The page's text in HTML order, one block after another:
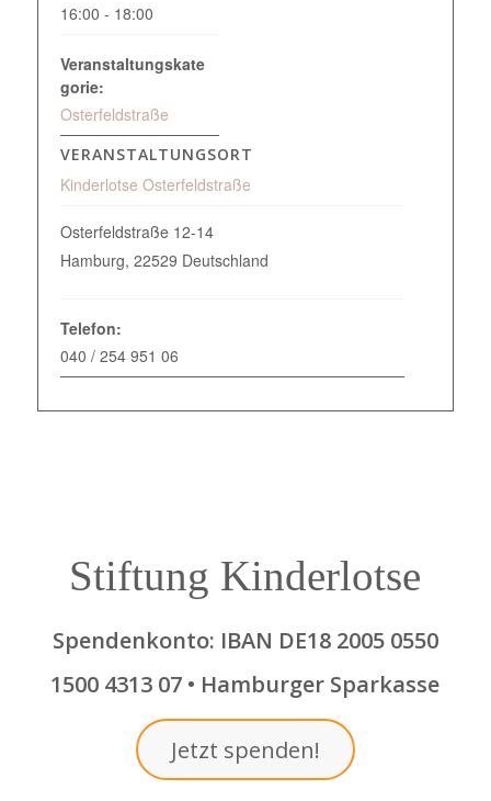
16:00 - 18:00
Veranstaltungskate
gorie:
Osterfeldstraße
VERANSTALTUNGSORT
Kinderlotse Osterfeldstraße
Osterfeldstraße 12-14
Hamburg, 22529 Deutschland
Telefon:
040 / 254 951 06
Stiftung Kinderlotse
Spendenkonto: IBAN DE18 2005 0550
1500 4313 07 • Hamburger Sparkasse
Jetzt spenden!